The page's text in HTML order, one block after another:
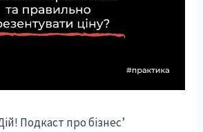
Подкаст про бізнес’